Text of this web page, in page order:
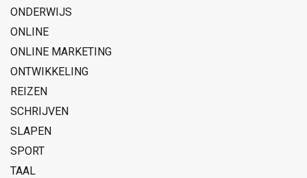
ONDERWIJS
ONLINE
ONLINE MARKETING
ONTWIKKELING
REIZEN
SCHRIJVEN
SLAPEN
SPORT
TAAL